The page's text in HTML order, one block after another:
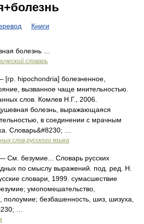
Книги
болезнь …
словарь
[гр. hipochondria] болезненное,
вызванное чаще мнительностью.
слов. Комлев Н.Г., 2006.
болезнь, выражающаяся
в соединении с мрачным
Словарь&#8230; …
слов русского языка
См. безумие... Словарь русских
по смыслу выражений. под. ред. Н.
словари, 1999. сумасшествие
умопомешательство,
полоумие; безбашенность, шиз, шизуха,
…